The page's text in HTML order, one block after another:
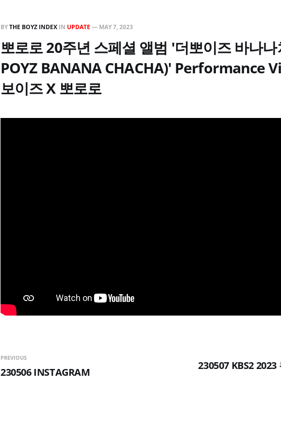
BYTHE BOYZ INDEX IN UPDATE — MAY 7, 2023
뽀로로 20주년 스페셜 앨범 '더뽀이즈 바나나
POYZ BANANA CHACHA)' Performance
보이즈 X 뽀로로
PREVIOUS
230506 INSTAGRAM
230507 KBS2